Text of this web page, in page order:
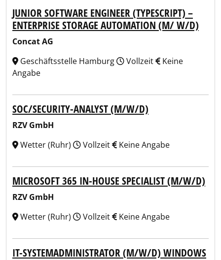
JUNIOR SOFTWARE ENGINEER (TYPESCRIPT) –
ENTERPRISE STORAGE AUTOMATION (M/ W/D)
Concat AG
Geschäftsstelle Hamburg
Vollzeit
Keine
Angabe
SOC/SECURITY-ANALYST (M/W/D)
RZV GmbH
Wetter (Ruhr)
Vollzeit Keine Angabe
MICROSOFT 365 IN-HOUSE SPECIALIST (M/W/D)
RZV GmbH
Wetter (Ruhr)
Vollzeit Keine Angabe
IT-SYSTEMADMINISTRATOR (M/W/D) WINDOWS